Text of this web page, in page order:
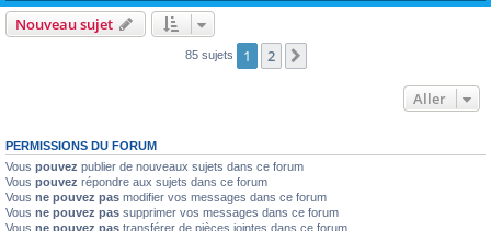
Nouveau sujet
85 sujets 1 2
Aller
PERMISSIONS DU FORUM
Vous pouvez publier de nouveaux sujets dans ce forum
Vous pouvez répondre aux sujets dans ce forum
Vous ne pouvez pas modifier vos messages dans ce forum
Vous ne pouvez pas supprimer vos messages dans ce forum
Vous ne pouvez pas transférer de pièces jointes dans ce forum